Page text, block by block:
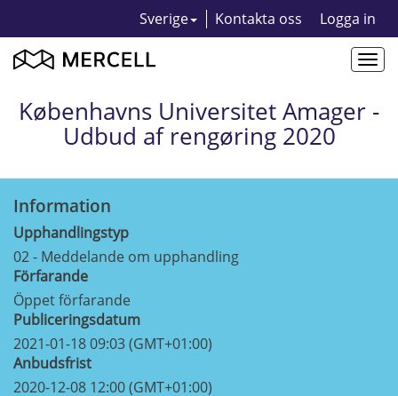
Sverige Kontakta oss Logga in
Københavns Universitet Amager -
Udbud af rengøring 2020
Information
Upphandlingstyp
02 - Meddelande om upphandling
Förfarande
Öppet förfarande
Publiceringsdatum
2021-01-18 09:03 (GMT+01:00)
Anbudsfrist
2020-12-08 12:00 (GMT+01:00)